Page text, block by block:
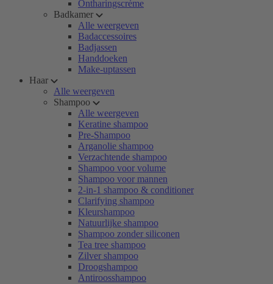
Ontharingscrème
Badkamer
Alle weergeven
Badaccessoires
Badjassen
Handdoeken
Make-uptassen
Haar
Alle weergeven
Shampoo
Alle weergeven
Keratine shampoo
Pre-Shampoo
Arganolie shampoo
Verzachtende shampoo
Shampoo voor volume
Shampoo voor mannen
2-in-1 shampoo & conditioner
Clarifying shampoo
Kleurshampoo
Natuurlijke shampoo
Shampoo zonder siliconen
Tea tree shampoo
Zilver shampoo
Droogshampoo
Antiroosshampoo